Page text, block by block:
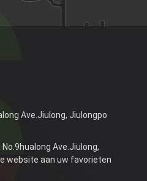
Ave.Jiulong, Jiulongpo
Ave.Jiulong,
website aan uw favorieten